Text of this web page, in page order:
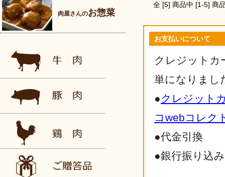
全 [5] 商品中 [1-5] 商
お支払いについて
クレジットカ
単になりまし
●クレジット
コwebコレク
●代金引換
●銀行振り込
肉屋さんのお惣菜